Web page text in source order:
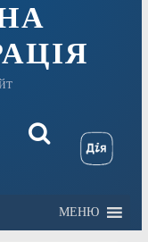
МЕНЮ